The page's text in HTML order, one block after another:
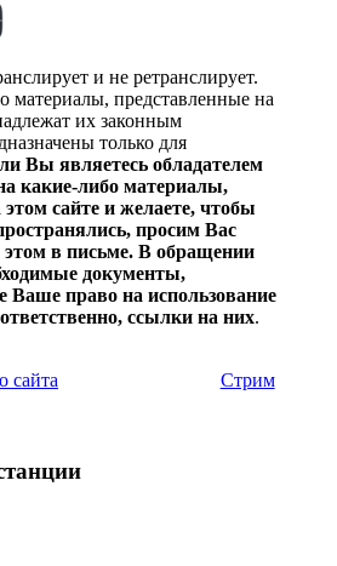
и не ретранслирует.
материалы, представленные на
их законным
только для
Вы являетесь обладателем
какие-либо материалы,
сайте и желаете, чтобы
просим Вас
в письме. В обращении
документы,
право на использование
ссылки на них.
сайта
Стрим